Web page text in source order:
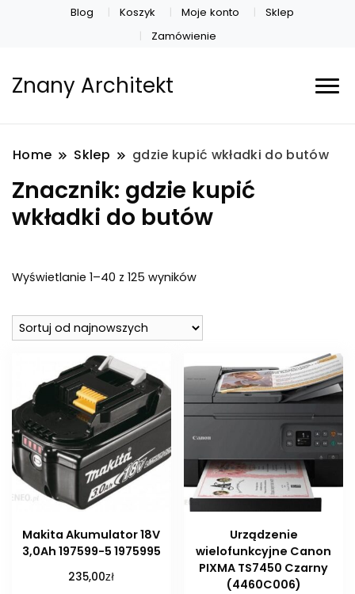
Blog Koszyk Moje konto
Sklep
Zamówienie
Znany Architekt
Home Sklep gdzie kupić wkładki do butów
Znacznik: gdzie kupić
wkładki do butów
Wyświetlanie 1–40 z 125 wynikówPosortowane
najnowszych
Makita Akumulator 18V
3,0Ah 197599-5 1975995
235,00zł
Urządzenie
wielofunkcyjne Canon
PIXMA TS7450 Czarny
(4460C006)